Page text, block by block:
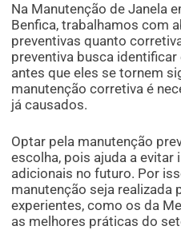
Na Manutenção de Janela
Benfica, trabalhamos com
preventivas quanto
preventiva busca
antes que eles se tornem
manutenção corretiva é
já causados.
Optar pela manutenção
escolha, pois ajuda a evitar
adicionais no futuro. Por
manutenção seja realizada
experientes, como os da
as melhores práticas do